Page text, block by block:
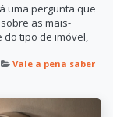
uma pergunta que
as mais-
tipo de imóvel,
Vale a pena saber